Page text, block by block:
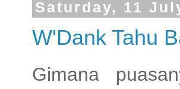
Saturday, 11
W'Dank Tahu
Gimana